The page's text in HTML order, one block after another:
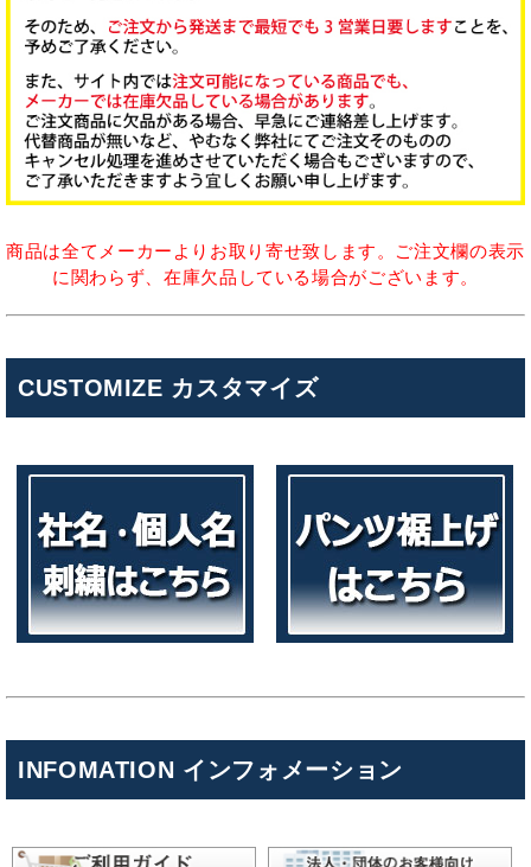
商品は全てメーカーよりお取り寄せ致します。ご注文欄の表示
に関わらず、在庫欠品している場合がございます。
CUSTOMIZE カスタマイズ
INFOMATION インフォメーション